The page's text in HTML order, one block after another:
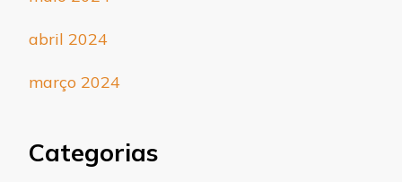
abril 2024
março 2024
Categorias